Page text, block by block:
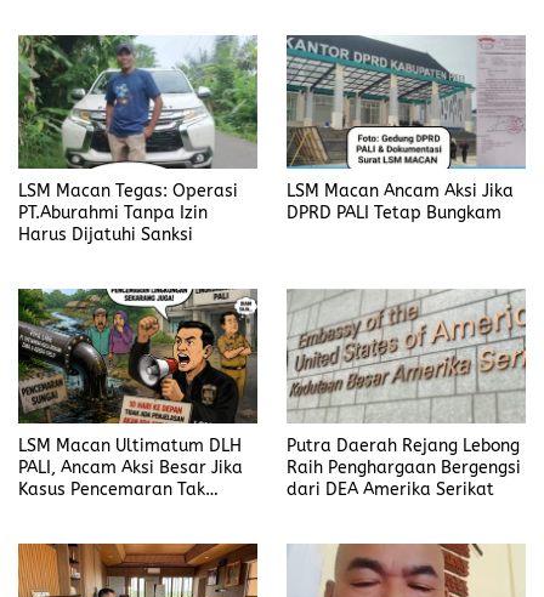
LSM Macan Tegas: Operasi
PT.Aburahmi Tanpa Izin
Harus Dijatuhi Sanksi
LSM Macan Ancam Aksi Jika
DPRD PALI Tetap Bungkam
LSM Macan Ultimatum DLH
PALI, Ancam Aksi Besar Jika
Kasus Pencemaran Tak
Putra Daerah Rejang Lebong
Raih Penghargaan Bergengsi
dari DEA Amerika Serikat